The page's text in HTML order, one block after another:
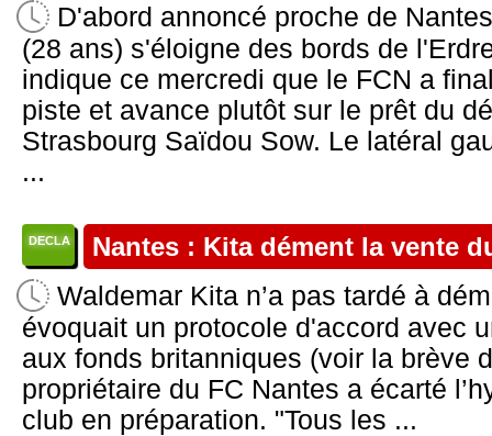
D'abord annoncé proche de
(28 ans) s'éloigne des bords de
indique ce mercredi que le FCN a
piste et avance plutôt sur le prêt du
Strasbourg Saïdou Sow. Le latéral
...
DECLA Nantes : Kita dément la vente
Waldemar Kita n’a pas tardé à
évoquait un protocole d'accord avec
aux fonds britanniques (voir la brève
propriétaire du FC Nantes a écarté
club en préparation. "Tous les ...